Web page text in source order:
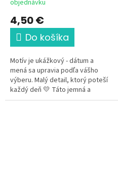
objednávku
4,50 €
Do košíka
Motív je ukážkový - dátum a
mená sa upravia podľa vášho
výberu. Malý detail, ktorý poteší
každý deň 💛 Táto jemná a
mäkká utierka z mikrovlákna